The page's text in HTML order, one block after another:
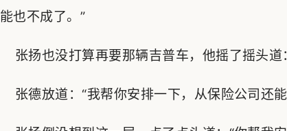
能也不成了。”
张扬也没打算再要那辆吉普车，他摇了摇头道
张德放道：“我帮你安排一下，从保险公司还